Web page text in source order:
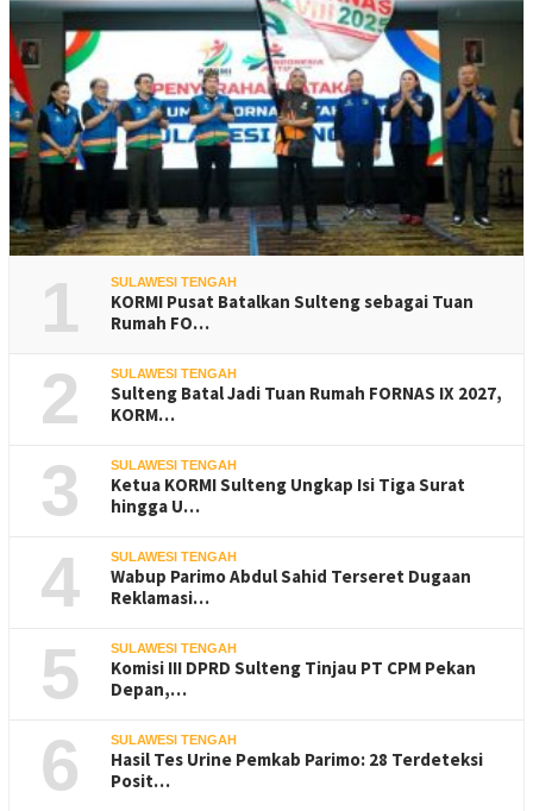
1 SULAWESI TENGAH
KORMI Pusat Batalkan Sulteng sebagai Tuan
Rumah FO…
2 SULAWESI TENGAH
Sulteng Batal Jadi Tuan Rumah FORNAS IX 2027,
KORM…
3 SULAWESI TENGAH
Ketua KORMI Sulteng Ungkap Isi Tiga Surat
hingga U…
4 SULAWESI TENGAH
Wabup Parimo Abdul Sahid Terseret Dugaan
Reklamasi…
5 SULAWESI TENGAH
Komisi III DPRD Sulteng Tinjau PT CPM Pekan
Depan,…
6 SULAWESI TENGAH
Hasil Tes Urine Pemkab Parimo: 28 Terdeteksi
Posit…